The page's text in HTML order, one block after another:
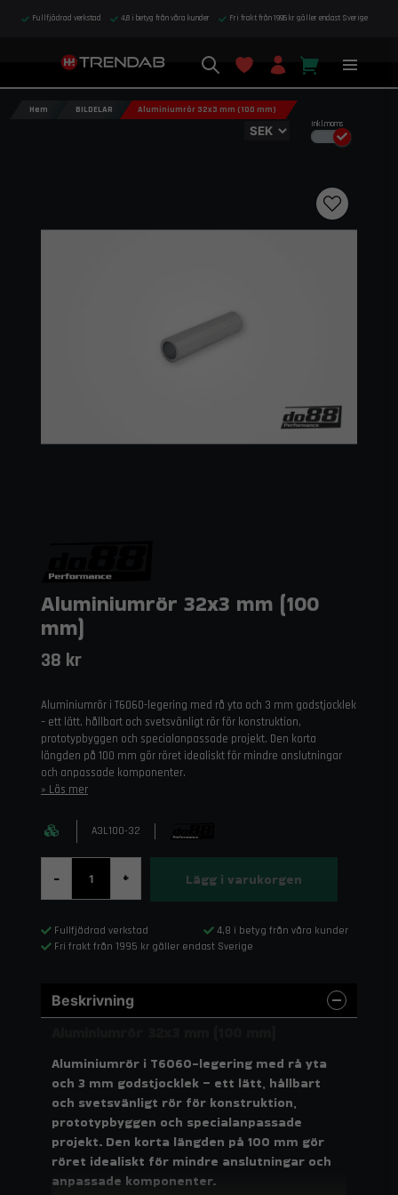
Fullfjädrad verkstad 4,8 i betyg från våra kunder Fri frakt från 1995 kr gäller endast Sverige
Inkl.moms
Hem BILDELAR Aluminiumrör 32x3 mm (100 mm)
Aluminiumrör 32x3 mm (100
mm)
38 kr
Aluminiumrör i T6060-legering med rå yta och 3 mm godstjocklek
– ett lätt, hållbart och svetsvänligt rör för konstruktion,
prototypbyggen och specialanpassade projekt. Den korta
längden på 100 mm gör röret idealiskt för mindre anslutningar
och anpassade komponenter.
Läs mer
A3L100-32
- + Lägg i varukorgen
Fullfjädrad verkstad
4,8 i betyg från våra kunder
Fri frakt från 1995 kr gäller endast Sverige
Beskrivning
Aluminiumrör i T6060-legering med rå yta
och 3 mm godstjocklek – ett lätt, hållbart
och svetsvänligt rör för konstruktion,
prototypbyggen och specialanpassade
projekt. Den korta längden på 100 mm gör
röret idealiskt för mindre anslutningar och
anpassade komponenter.